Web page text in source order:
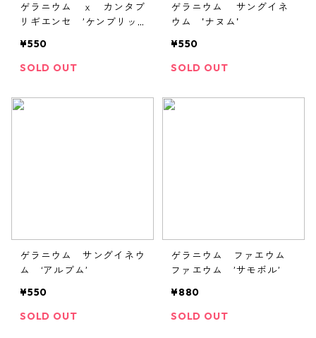
ゲラニウム ｘ カンタブ
リギエンセ ’ケンブリッ
¥550
SOLD OUT
ゲラニウム サングイネ
ウム 'ナヌム'
¥550
SOLD OUT
ゲラニウム サングイネウ
ム ‘アルブム’
¥550
SOLD OUT
ゲラニウム ファエウム
ファエウム ’サモボル’
¥880
SOLD OUT